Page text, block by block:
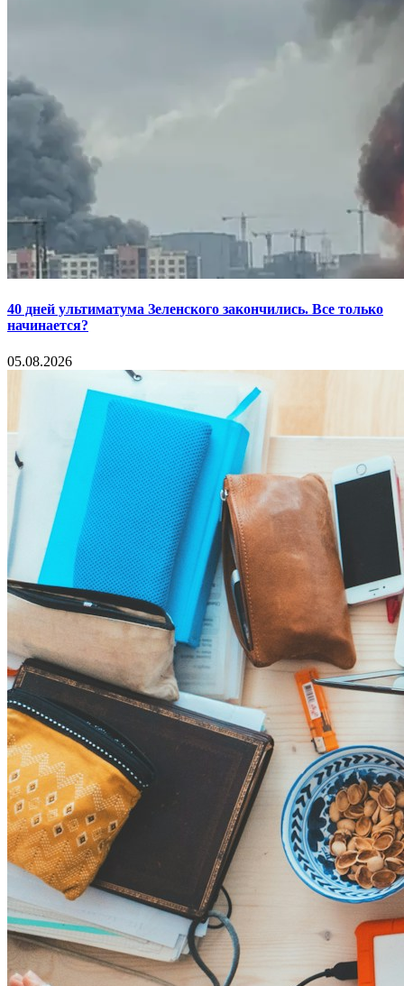
40 дней ультиматума Зеленского закончились. Все только
начинается?
05.08.2026